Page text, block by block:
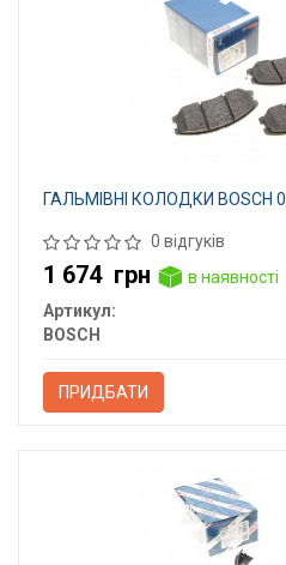
ГАЛЬМІВНІ КОЛОДКИ BOSCH
0 відгуків
1 674 грн
в наявності
Артикул:
BOSCH
ПРИДБАТИ